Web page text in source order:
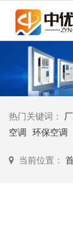
热门关键词：
空调
环保空调
当前位置：